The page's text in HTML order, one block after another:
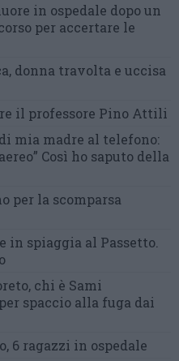
in ospedale dopo un
per accertare le
donna travolta e uccisa
il professore Pino Attili
mia madre al telefono:
Così ho saputo della
per la scomparsa
in spiaggia al Passetto.
chi è Sami
spaccio alla fuga dai
6 ragazzi in ospedale